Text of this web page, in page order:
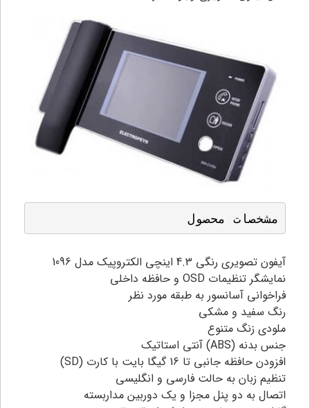
مشخصات محصول
آیفون تصویری رنگی 4.3 اینچی الکتروپیک مدل 1096
نمایشگر تنظیمات OSD و حافظه داخلی
فراخوانی آسانسور به طبقه مورد نظر
رنگ سفید و مشکی
ملودی زنگ متنوع
جنس بدنه (ABS) آنتی استاتیک
افزودن حافظه جانبی تا 16 گیگا بایت با کارت (SD)
تنظیم زبان به حالت فارسی و انگلیسی
اتصال به دو پنل مجزا و یک دوربین مداربسته